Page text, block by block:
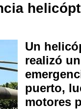
Un
realizó
puerto,
motores